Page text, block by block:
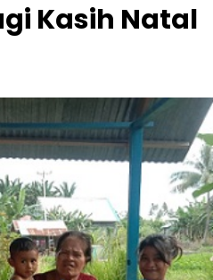
Kasih Natal